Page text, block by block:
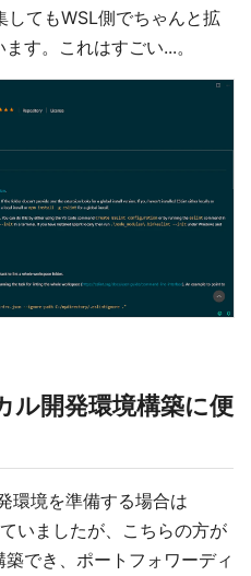
してもWSL側でちゃんと拡
す。これはすごい...。
開発環境構築に便
環境を準備する場合は
いましたが、こちらの方が
でき、ポートフォワーディ